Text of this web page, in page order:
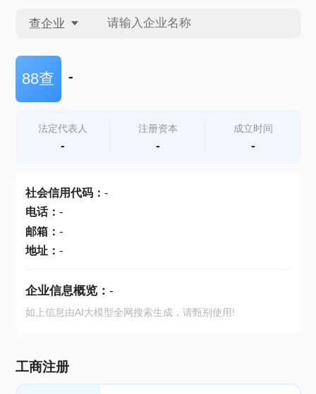
查企业
查企业
查产地
88查 -
法定代表人
-
注册资本
-
成立时间
-
社会信用代码： -
电话： -
邮箱： -
地址： -
企业信息概览： -
如上信息由AI大模型全网搜索生成，请甄别使用!
工商注册